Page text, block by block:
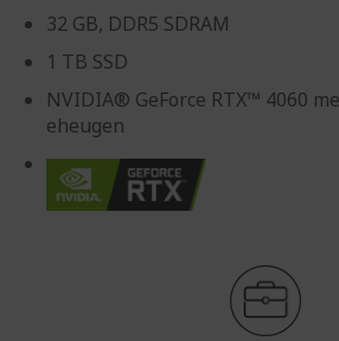
32 GB, DDR5 SDRAM
1 TB SSD
NVIDIA® GeForce RTX™ 4060
eheugen